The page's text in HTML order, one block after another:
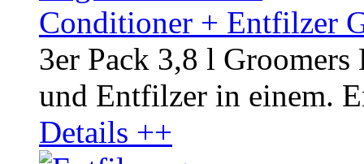
Conditioner + Entfilzer
3er Pack 3,8 l
und Entfilzer in einem.
Details ++